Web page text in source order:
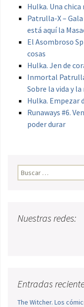
Hulka. Una
Patrulla-X – Gala
está aquí la
El Asombroso
cosas
Hulka. Jen de
Inmortal
Sobre la vida y
Hulka. Empezar
Runaways #6.
poder durar
Buscar:
Nuestras redes:
Entradas
The Witcher. Los